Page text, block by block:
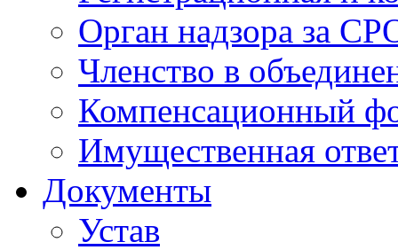
Орган надзора за
Членство в
Компенсационный
Имущественная
Документы
Устав